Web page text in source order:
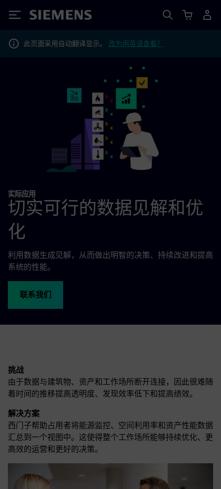
Siemens
此页面采用自动翻译显示。 改为用英语查看？
实际应用
切实可行的数据见解和优
化
利用数据生成见解，从而做出明智的决策、持续改进和提高
系统的性能。
联系我们
挑战
由于数据与建筑物、资产和工作场所断开连接，因此很难随
着时间的推移提高透明度、发现效率低下和提高绩效。
解决方案
西门子帮助占用者将能源监控、空间利用率和资产性能数据
汇总到一个视图中。这使得整个工作场所能够持续优化、更
高效的运营和更好的决策。